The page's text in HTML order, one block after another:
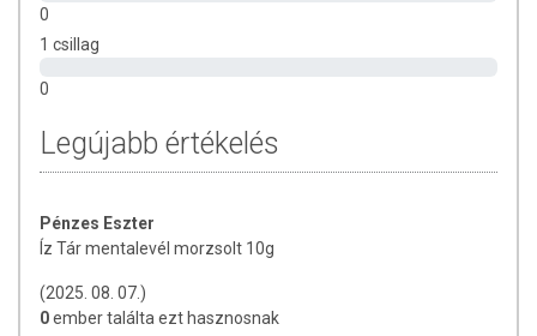
0
1 csillag
0
Legújabb értékelés
Pénzes Eszter
Íz Tár mentalevél morzsolt 10g
(2025. 08. 07.)
0ember találta ezt hasznosnak